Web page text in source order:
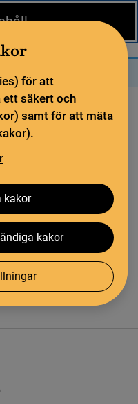
för att
ett säkert och
samt för att mäta
kakor
kakor
ditt
prenumerera via
filter